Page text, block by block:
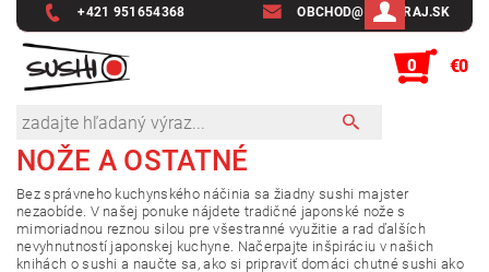
+421 951654368 OBCHOD@SUSHIRAJ.SK
0 €0
NOŽE A OSTATNÉ
Bez správneho kuchynského náčinia sa žiadny sushi majster
nezaobíde. V našej ponuke nájdete tradičné japonské nože s
mimoriadnou reznou silou pre všestranné využitie a rad ďalších
nevyhnutností japonskej kuchyne. Načerpajte inšpiráciu v našich
knihách o sushi a naučte sa, ako si pripraviť domáci chutné sushi ako